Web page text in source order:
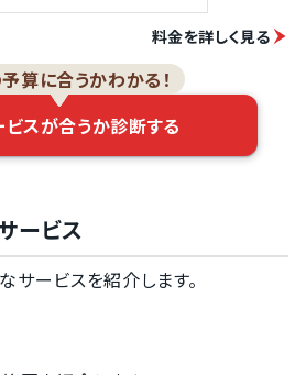
料金を詳しく見る
算に合うかわかる！
ビスが合うか診断する
ービス
サービスを紹介します。